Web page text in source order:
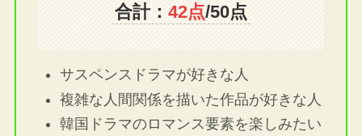
合計： 42点/50点
サスペンスドラマが好きな人
複雑な人間関係を描いた作品が好きな人
韓国ドラマのロマンス要素を楽しみたい